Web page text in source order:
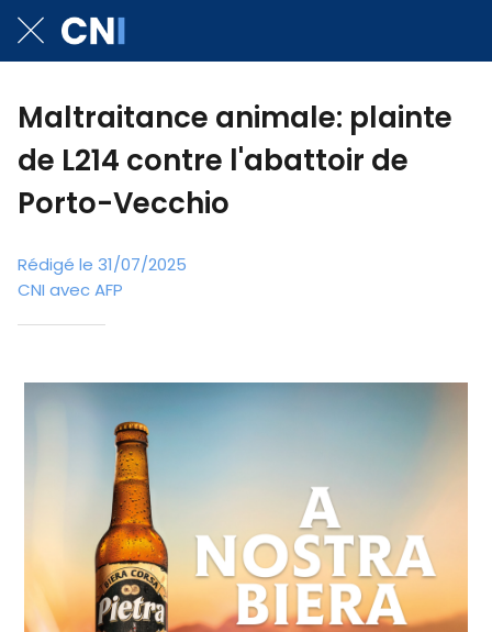
Maltraitance animale: plainte
de L214 contre l'abattoir de
Porto-Vecchio
Rédigé le 31/07/2025
CNI avec AFP